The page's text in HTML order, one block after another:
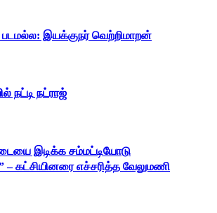
படமல்ல: இயக்குநர் வெற்றிமாறன்
நட்டி நட்ராஜ்
இடிக்க சம்மட்டியோடு
– கட்சியினரை எச்சரித்த வேலுமணி